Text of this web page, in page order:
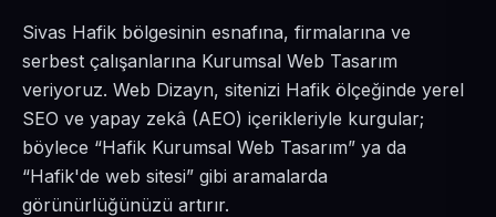
Sivas Hafik bölgesinin esnafına, firmalarına ve
serbest çalışanlarına Kurumsal Web Tasarım
veriyoruz. Web Dizayn, sitenizi Hafik ölçeğinde yerel
SEO ve yapay zekâ (AEO) içerikleriyle kurgular;
böylece “Hafik Kurumsal Web Tasarım” ya da
“Hafik'de web sitesi” gibi aramalarda
görünürlüğünüzü artırır.